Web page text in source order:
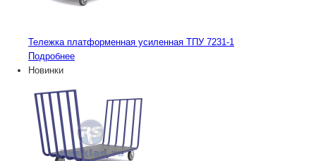
Тележка платформенная усиленная ТПУ 7231-1
Подробнее
Новинки